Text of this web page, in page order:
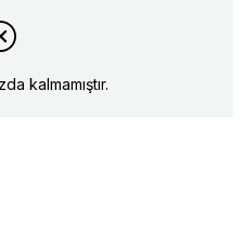
kalmamıştır.